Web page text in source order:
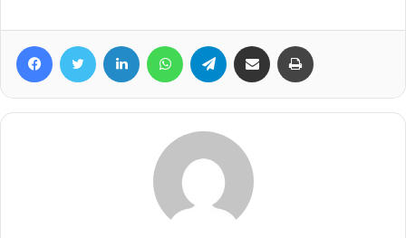
FacebookTwitter Linkedin WhatsAppTelegram Compartilhar via e-mail